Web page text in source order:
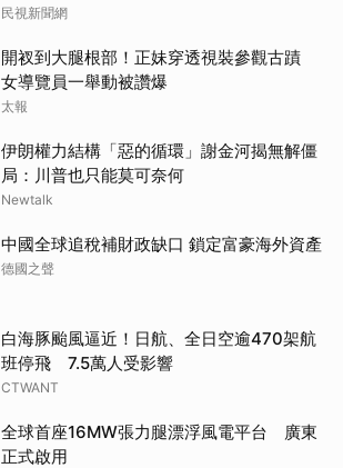
民視新聞網
開衩到大腿根部！正妹穿透視裝參觀古蹟
女導覽員一舉動被讚爆
太報
伊朗權力結構「惡的循環」謝金河揭無解僵
局：川普也只能莫可奈何
Newtalk
中國全球追稅補財政缺口 鎖定富豪海外資產
德國之聲
白海豚颱風逼近！日航、全日空逾470架航
班停飛 7.5萬人受影響
CTWANT
全球首座16MW張力腿漂浮風電平台 廣東
正式啟用